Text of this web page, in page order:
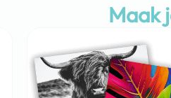
Maak